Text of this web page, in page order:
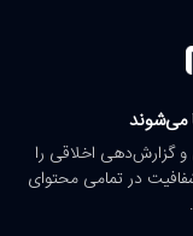
می‌شوند
و گزارش‌دهی اخلاقی را
در تمامی محتوای